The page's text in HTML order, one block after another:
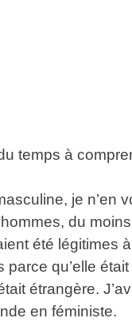
temps à
je n’en
du
été légitimes
parce qu’elle
étrangère.
en féministe.